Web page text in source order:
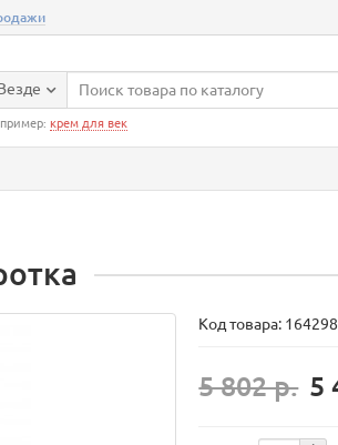
крем для век
Код товара: 164298
5 802 р. 5